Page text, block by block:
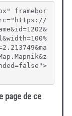
framebor
page de ce